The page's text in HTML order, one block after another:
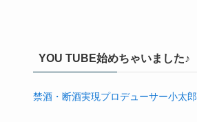
YOU TUBE始めちゃいました♪
禁酒・断酒実現プロデューサー小太郎